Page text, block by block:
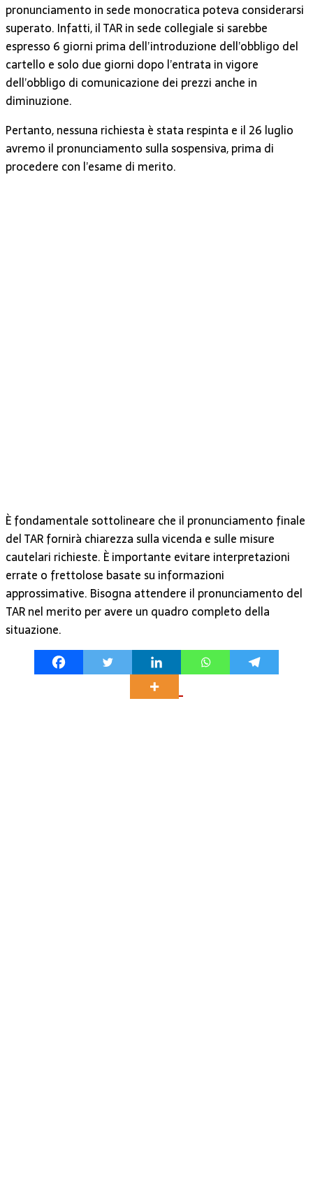
pronunciamento in sede monocratica poteva considerarsi
superato. Infatti, il TAR in sede collegiale si sarebbe
espresso 6 giorni prima dell’introduzione dell’obbligo del
cartello e solo due giorni dopo l’entrata in vigore
dell’obbligo di comunicazione dei prezzi anche in
diminuzione.
Pertanto, nessuna richiesta è stata respinta e il 26 luglio
avremo il pronunciamento sulla sospensiva, prima di
procedere con l’esame di merito.
È fondamentale sottolineare che il pronunciamento finale
del TAR fornirà chiarezza sulla vicenda e sulle misure
cautelari richieste. È importante evitare interpretazioni
errate o frettolose basate su informazioni
approssimative. Bisogna attendere il pronunciamento del
TAR nel merito per avere un quadro completo della
situazione.